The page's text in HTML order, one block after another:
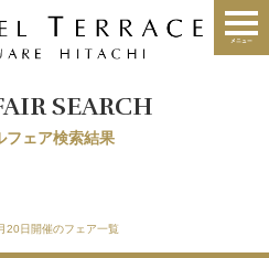
SEARCH
フェア検索結果
20日開催のフェア一覧